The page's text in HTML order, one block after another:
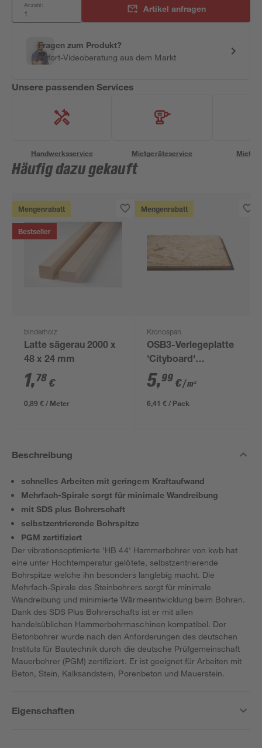
Anzahl: Artikel anfragen
Fragen zum Produkt?
Sofort-Videoberatung aus dem Markt
Unsere passenden Services
Handwerksservice Mietgeräteservice
Häufig dazu gekauft
Mengenrabatt
Bestseller
binderholz
Latte sägerau 2000 x
48 x 24 mm
1,78 €
0,89 € / Meter
Mengenrabatt
Kronospan
OSB3-Verlegeplatte
'Cityboard'
ungeschliffen 1690 x
634 x 12 mm
5,99 €/ m²
6,41 € / Pack
Beschreibung
schnelles Arbeiten mit geringem Kraftaufwand
Mehrfach-Spirale sorgt für minimale Wandreibung
mit SDS plus Bohrerschaft
selbstzentrierende Bohrspitze
PGM zertifiziert
Der vibrationsoptimierte 'HB 44' Hammerbohrer von kwb hat
eine unter Hochtemperatur gelötete, selbstzentrierende
Bohrspitze welche ihn besonders langlebig macht. Die
Mehrfach-Spirale des Steinbohrers sorgt für minimale
Wandreibung und minimierte Wärmeentwicklung beim Bohren.
Dank des SDS Plus Bohrerschafts ist er mit allen
handelsüblichen Hammerbohrmaschinen kompatibel. Der
Betonbohrer wurde nach den Anforderungen des deutschen
Instituts für Bautechnik durch die deutsche Prüfgemeinschaft
Mauerbohrer (PGM) zertifiziert. Er ist geeignet für Arbeiten mit
Beton, Stein, Kalksandstein, Porenbeton und Mauerstein.
Eigenschaften